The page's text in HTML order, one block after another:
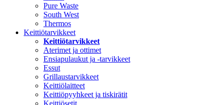
Pure Waste
South West
Thermos
Keittiötarvikkeet
Keittiötarvikkeet
Aterimet ja ottimet
Ensiapulaukut ja -tarvikkeet
Essut
Grillaustarvikkeet
Keittiölaitteet
Keittiöpyyhkeet ja tiskirätit
Keittiösetit